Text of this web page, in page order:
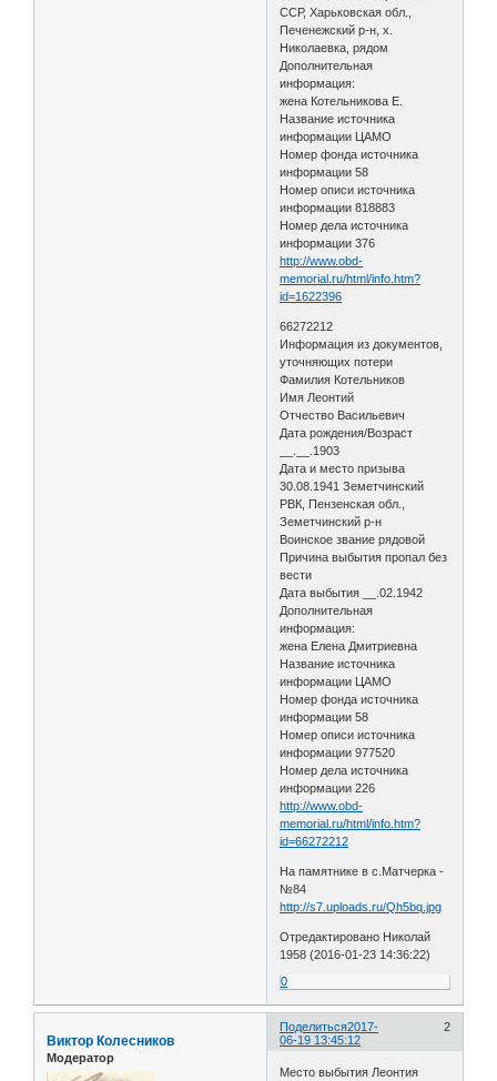
ССР, Харьковская обл.,
Печенежский р-н, х.
Николаевка, рядом
Дополнительная
информация:
жена Котельникова Е.
Название источника
информации ЦАМО
Номер фонда источника
информации 58
Номер описи источника
информации 818883
Номер дела источника
информации 376
http://www.obd-
memorial.ru/html/info.htm?
id=1622396
66272212
Информация из документов,
уточняющих потери
Фамилия Котельников
Имя Леонтий
Отчество Васильевич
Дата рождения/Возраст
__.__.1903
Дата и место призыва
30.08.1941 Земетчинский
РВК, Пензенская обл.,
Земетчинский р-н
Воинское звание рядовой
Причина выбытия пропал без
вести
Дата выбытия __.02.1942
Дополнительная
информация:
жена Елена Дмитриевна
Название источника
информации ЦАМО
Номер фонда источника
информации 58
Номер описи источника
информации 977520
Номер дела источника
информации 226
http://www.obd-
memorial.ru/html/info.htm?
id=66272212
На памятнике в с.Матчерка -
№84
http://s7.uploads.ru/Qh5bq.jpg
Отредактировано Николай
1958 (2016-01-23 14:36:22)
0
Поделиться 2
2017-
06-19 13:45:12
Виктор Колесников
Модератор
Место выбытия Леонтия